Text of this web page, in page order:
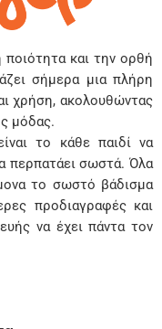
και την ορθή
σήμερα μια πλήρη
χρήση, ακολουθώντας
μόδας.
το κάθε παιδί να
περπατάει σωστά. Όλα
το σωστό βάδισμα
προδιαγραφές και
να έχει πάντα τον